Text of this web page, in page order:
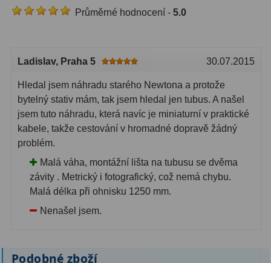
Průměrné hodnocení - 5.0
Ladislav, Praha 5 30.07.2015
Hledal jsem náhradu starého Newtona a protože
bytelný stativ mám, tak jsem hledal jen tubus. A našel
jsem tuto náhradu, která navíc je miniaturní v praktické
kabele, takže cestování v hromadné dopravě žádný
problém.
Malá váha, montážní lišta na tubusu se dvěma
závity . Metrický i fotografický, což nemá chybu.
Malá délka při ohnisku 1250 mm.
Nenašel jsem.
Podobné zboží